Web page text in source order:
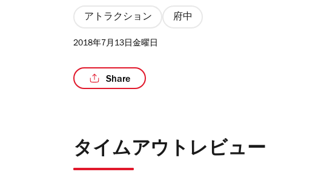
アトラクション 府中
2018年7月13日金曜日
Share
タイムアウトレビュー